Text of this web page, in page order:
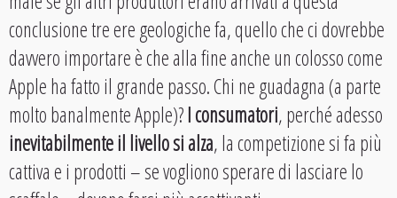
conclusione tre ere geologiche fa, quello che ci dovrebbe
davvero importare è che alla fine anche un colosso come
Apple ha fatto il grande passo. Chi ne guadagna (a parte
molto banalmente Apple)?I consumatori, perché adesso
inevitabilmente il livello si alza, la competizione si fa più
cattiva e i prodotti – se vogliono sperare di lasciare lo